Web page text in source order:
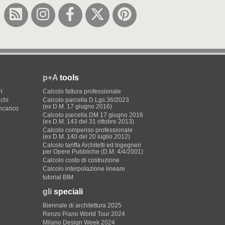
p+A tools
Calcolo fattura professionale
Calcolo parcella D.Lgs.36/2023
(ex D.M. 17 giugno 2016)
Calcolo parcella DM 17 giugno 2016
(ex D.M. 143 del 31 ottobre 2013)
Calcolo compenso professionale
(ex D.M. 140 del 20 luglio 2012)
Calcolo tariffa Architetti ed Ingegneri
per Opere Pubbliche (D.M. 4/4/2001)
Calcolo costo di costruzione
Calcolo interpolazione lineare
tutorial BIM
gli speciali
Biennale di architettura 2025
Renzo Piano World Tour 2024
Milano Design Week 2024